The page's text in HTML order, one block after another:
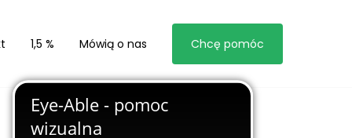
1,5 % Mówią o nas Chcę pomóc